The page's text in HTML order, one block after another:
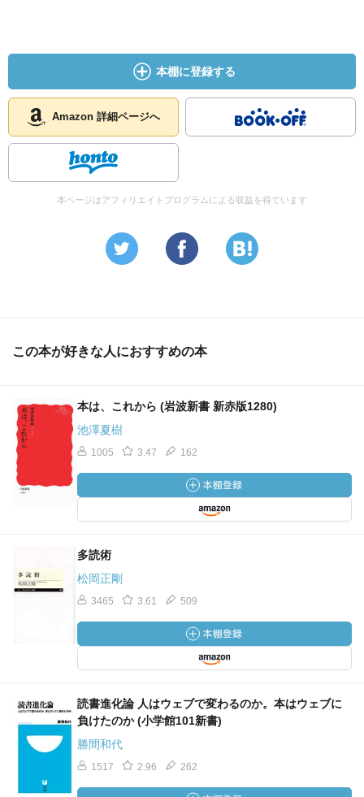
［ 参考となる書評 ］
本棚に登録する
Amazon 詳細ページへ
本ページはアフィリエイトプログラムによる収益を得ています
この本が好きな人におすすめの本
本は、これから (岩波新書 新赤版1280)
池澤夏樹
1005 3.47 162
多読術
松岡正剛
3465 3.61 509
読書進化論 人はウェブで変わるのか。本はウェブに
負けたのか (小学館101新書)
勝間和代
1517 2.96 262